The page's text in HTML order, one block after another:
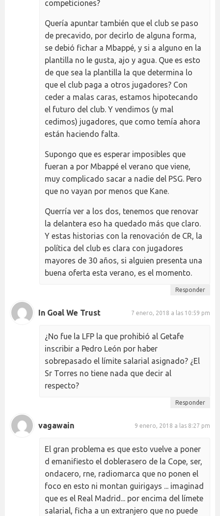
competiciones?
Quería apuntar también que el club se paso
de precavido, por decirlo de alguna forma,
se debió fichar a Mbappé, y si a alguno en la
plantilla no le gusta, ajo y agua. Que es esto
de que sea la plantilla la que determina lo
que el club paga a otros jugadores? Con
ceder a malas caras, estamos hipotecando
el futuro del club. Y vendimos (y mal
cedimos) jugadores, que como temía ahora
están haciendo falta.
Supongo que es esperar imposibles que
fueran a por Mbappé el verano que viene,
muy complicado sacar a nadie del PSG. Pero
que no vayan por menos que Kane.
Querría ver a los dos, tenemos que renovar
la delantera eso ha quedado más que claro.
Y estas historias con la renovación de CR, la
política del club es clara con jugadores
mayores de 30 años, si alguien presenta una
buena oferta esta verano, es el momento.
Responder
In Goal We Trust 7 enero, 2018 a las 10:59 pm
¿No fue la LFP la que prohibió al Getafe
inscribir a Pedro León por haber
sobrepasado el límite salarial asignado? ¿El
Sr Torres no tiene nada que decir al
respecto?
Responder
vagawain 9 enero, 2018 a las 8:27 pm
El gran problema es que esto vuelve a poner
d emanifiesto el doblerasero de la Cope, ser,
ondacero, rne, radiomarca que no ponen el
foco en esto ni montan guirigays ... imaginad
que es el Real Madrid... por encima del límete
salarial, ficha a un extranjero que no puede